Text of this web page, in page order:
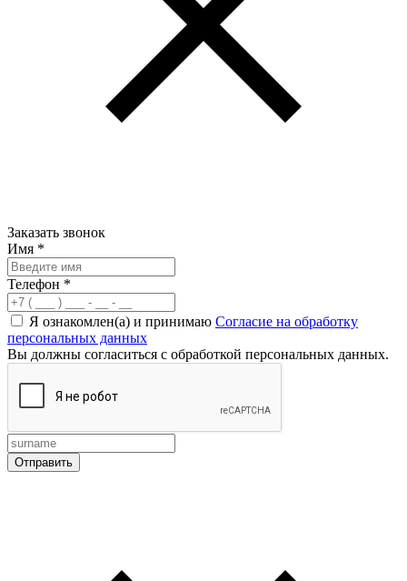
Заказать звонок
Имя *
Телефон *
Я ознакомлен(а) и принимаю Согласие на обработку
персональных данных
Вы должны согласиться с обработкой персональных данных.